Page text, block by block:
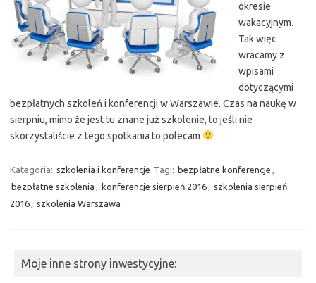
okresie
wakacyjnym.
Tak więc
wracamy z
wpisami
dotyczącymi
bezpłatnych szkoleń i konferencji w Warszawie. Czas na naukę w
sierpniu, mimo że jest tu znane już szkolenie, to jeśli nie
skorzystaliście z tego spotkania to polecam
Kategoria: szkolenia i konferencje Tagi: bezpłatne konferencje ,
bezpłatne szkolenia , konferencje sierpień 2016, szkolenia sierpień
2016, szkolenia Warszawa
Moje inne strony inwestycyjne: